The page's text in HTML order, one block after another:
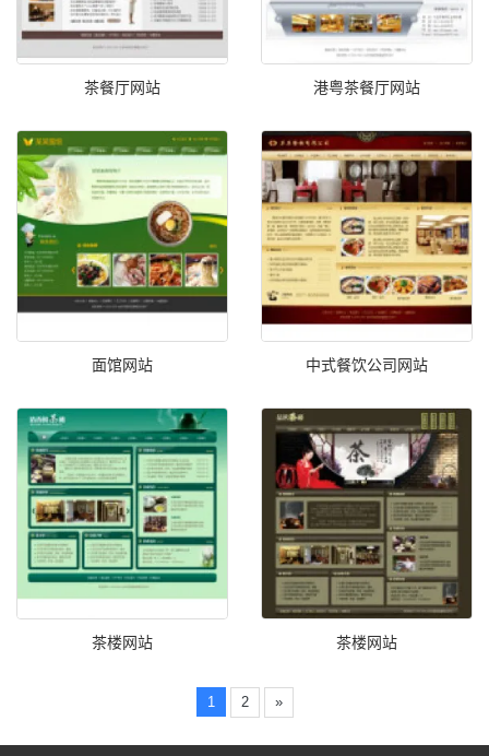
茶餐厅网站 港粤茶餐厅网站
面馆网站 中式餐饮公司网站
茶楼网站 茶楼网站
1 2 »